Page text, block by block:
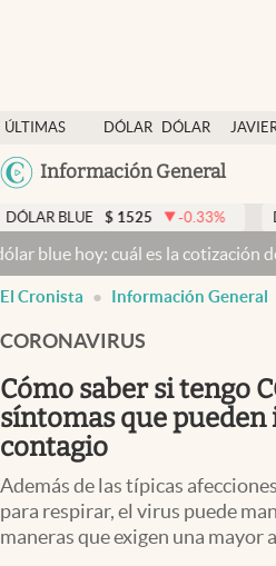
ÚLTIMAS
NOTICIAS
DÓLAR
DÓLAR
Información General
Dólar
Members
Economía y Política
Finanzas y Mercados
Mercados Online
Negocios
Columnistas
Otras secciones
Apertura
Infotechnology
BLUE $ 1525 -0.33%
hoy: cuál es la cotización del
El Cronista Información General
CORONAVIRUS
Cómo saber si tengo
síntomas que pueden
contagio
Además de las típicas
para respirar, el virus puede
maneras que exigen una mayor